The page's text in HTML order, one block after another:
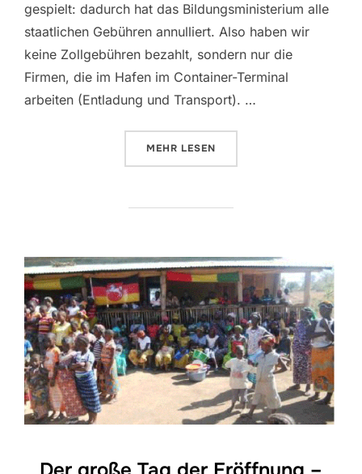
gespielt: dadurch hat das Bildungsministerium alle
staatlichen Gebühren annulliert. Also haben wir
keine Zollgebühren bezahlt, sondern nur die
Firmen, die im Hafen im Container-Terminal
arbeiten (Entladung und Transport). …
MEHR ÜBER „CONTAINER-ANKUNFT
LESEN